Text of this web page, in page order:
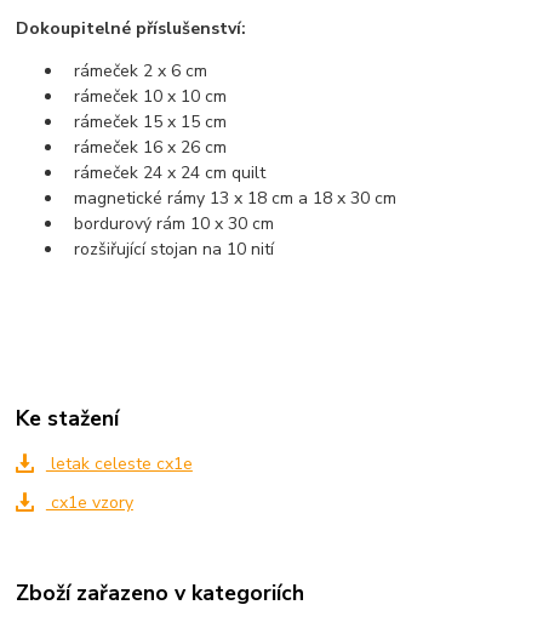
Dokoupitelné příslušenství:
rámeček 2 x 6 cm
rámeček 10 x 10 cm
rámeček 15 x 15 cm
rámeček 16 x 26 cm
rámeček 24 x 24 cm quilt
magnetické rámy 13 x 18 cm a 18 x 30 cm
bordurový rám 10 x 30 cm
rozšiřující stojan na 10 nití
Ke stažení
letak celeste cx1e
cx1e vzory
Zboží zařazeno v kategoriích